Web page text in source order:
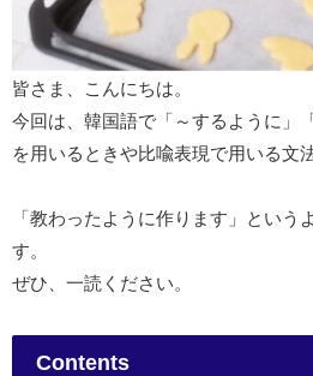
皆さま、こんにちは。
今回は、韓国語で「～するように」
を用いるときや比喩表現で用いる文
「教わったように作ります」という
す。
ぜひ、一読ください。
Contents